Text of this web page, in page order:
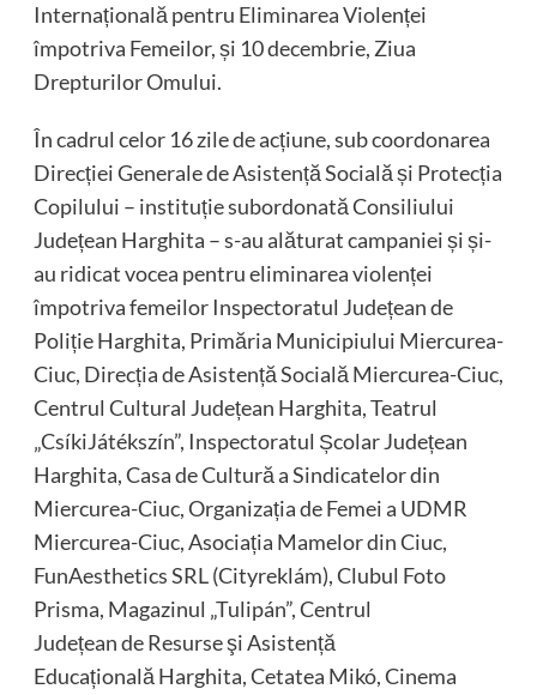
Internațională pentru Eliminarea Violenței
împotriva Femeilor, și 10 decembrie, Ziua
Drepturilor Omului.
În cadrul celor 16 zile de acțiune, sub coordonarea
Direcției Generale de Asistență Socială și Protecția
Copilului – instituție subordonată Consiliului
Județean Harghita – s-au alăturat campaniei și și-
au ridicat vocea pentru eliminarea violenței
împotriva femeilor Inspectoratul Județean de
Poliție Harghita, Primăria Municipiului Miercurea-
Ciuc, Direcția de Asistență Socială Miercurea-Ciuc,
Centrul Cultural Județean Harghita, Teatrul
„CsíkiJátékszín”, Inspectoratul Școlar Județean
Harghita, Casa de Cultură a Sindicatelor din
Miercurea-Ciuc, Organizația de Femei a UDMR
Miercurea-Ciuc, Asociația Mamelor din Ciuc,
FunAesthetics SRL (Cityreklám), Clubul Foto
Prisma, Magazinul „Tulipán”, Centrul
Județean de Resurse şi Asistență
Educațională Harghita, Cetatea Mikó, Cinema